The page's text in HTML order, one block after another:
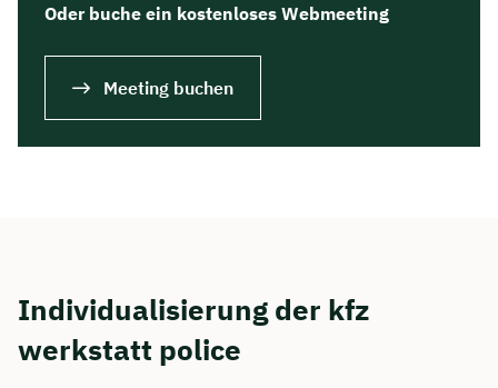
Oder buche ein kostenloses Webmeeting
Meeting buchen
Individualisierung der kfz
werkstatt police